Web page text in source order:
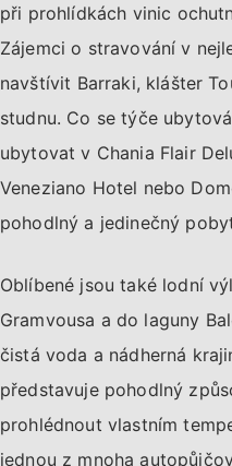
při prohlídkách vinic
Zájemci o stravování v
navštívit Barraki, klášter
studnu. Co se týče
ubytovat v Chania Flair
Veneziano Hotel nebo
pohodlný a jedinečný
Oblíbené jsou také lodní
Gramvousa a do laguny
čistá voda a nádherná
představuje pohodlný
prohlédnout vlastním
jednou z mnoha